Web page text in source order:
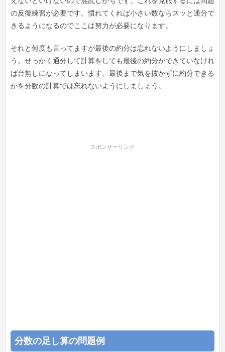
の反復練習が必要です。慣れてくれば小さい数ならスッと通分で
きるようになるのでここは努力が必要になります。
それと何度も言ってますが最後の約分は忘れないようにしましょ
う。せっかく通分して計算をしても最後の約分ができていなけれ
ば台無しになってしまいます。最後まで気を抜かずに約分できる
かを分数の計算では忘れないようにしましょう。
スポンサーリンク
分数の足し算の問題例